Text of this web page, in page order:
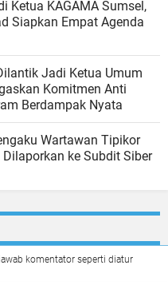
Ketua KAGAMA Sumsel,
Siapkan Empat Agenda
Jadi Ketua Umum
Komitmen Anti
Berdampak Nyata
Wartawan Tipikor
ke Subdit Siber
komentator seperti diatur